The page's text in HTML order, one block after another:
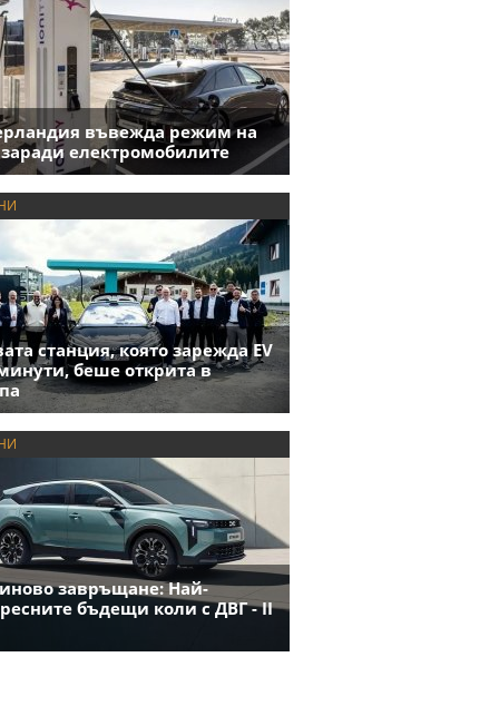
въвежда режим на
заради електромобилите
станция, която зарежда EV
беше открита в
завръщане: Най-
бъдещи коли с ДВГ - II